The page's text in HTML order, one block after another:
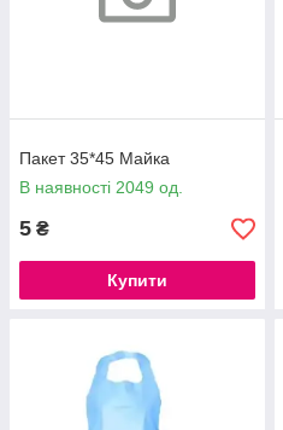
Пакет 35*45 Майка
В наявності 2049 од.
5 ₴
Купити